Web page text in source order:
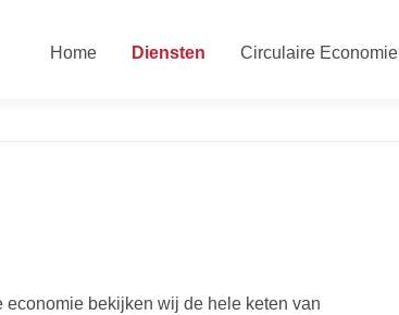
Home Diensten Circulaire Economie
bekijken wij de hele keten van